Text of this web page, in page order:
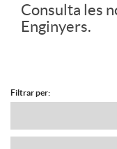
d
Consulta les
Enginyers.
N
Filtrar per: